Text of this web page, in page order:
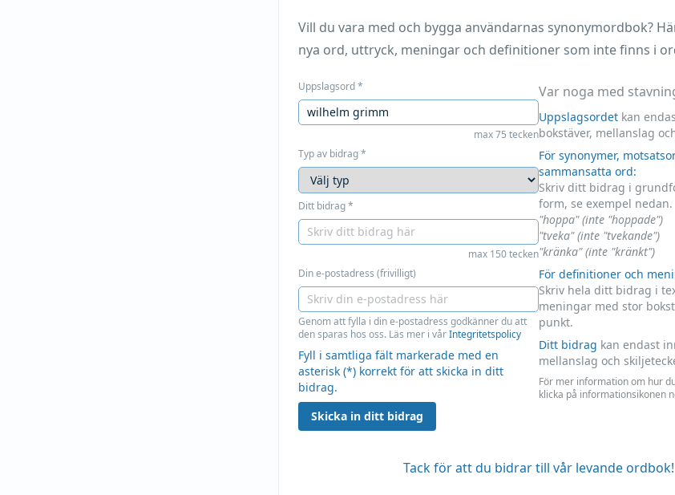
Vill du vara med och bygga användarnas synonymordbok?
nya ord, uttryck, meningar och definitioner som inte finns i
Uppslagsord*
max 75 tecken
Typ av bidrag*
Ditt bidrag*
max 150 tecken
Din e-postadress (frivilligt)
Genom att fylla i din e-postadress godkänner du att
den sparas hos oss. Läs mer i vårIntegritetspolicy
Fyll i samtliga fält markerade med en
asterisk (*) korrekt för att skicka in ditt
bidrag.
Skicka in ditt bidrag
Var noga med
Uppslagsordet kan
bokstäver, mellanslag
För synonymer,
sammansatta ord:
Skriv ditt bidrag i
form, se exempel nedan.
"hoppa" (inte "hoppade")
"tveka" (inte "tvekande")
"kränka" (inte "kränkt")
För definitioner och
Skriv hela ditt bidrag i
meningar med stor
punkt.
Ditt bidrag kan endast
mellanslag och
För mer information om hur
klicka på informationsikonen
Tack för att du bidrar till vår levande ordbok!